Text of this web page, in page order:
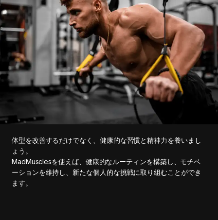
体型を改善するだけでなく、健康的な習慣と精神力を養いまし
ょう。
MadMusclesを使えば、健康的なルーティンを構築し、モチベ
ーションを維持し、新たな個人的な挑戦に取り組むことができ
ます。